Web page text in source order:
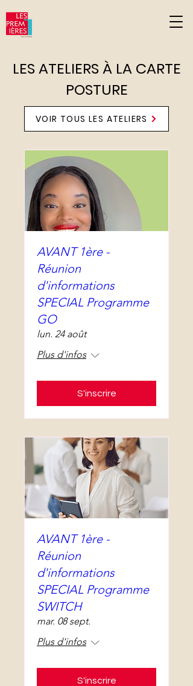
LES ATELIERS À LA CARTE
POSTURE
VOIR TOUS LES ATELIERS
AVANT 1ère -
Réunion
d'informations
SPECIAL Programme
GO
lun. 24 août
Plus d'infos
S'inscrire
AVANT 1ère -
Réunion
d'informations
SPECIAL Programme
SWITCH
mar. 08 sept.
Plus d'infos
S'inscrire